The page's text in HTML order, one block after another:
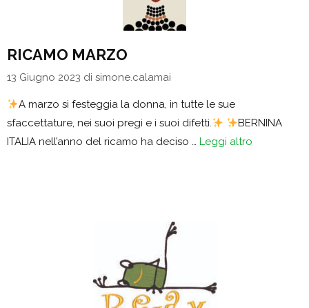
RICAMO MARZO
13 Giugno 2023 di simone.calamai
A marzo si festeggia la donna, in tutte le sue
sfaccettature, nei suoi pregi e i suoi difetti.
BERNINA
ITALIA nell’anno del ricamo ha deciso … Leggi altro